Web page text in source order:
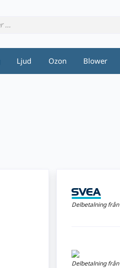
Ljud Ozon Blower
Delbetalning från
Delbetalning från